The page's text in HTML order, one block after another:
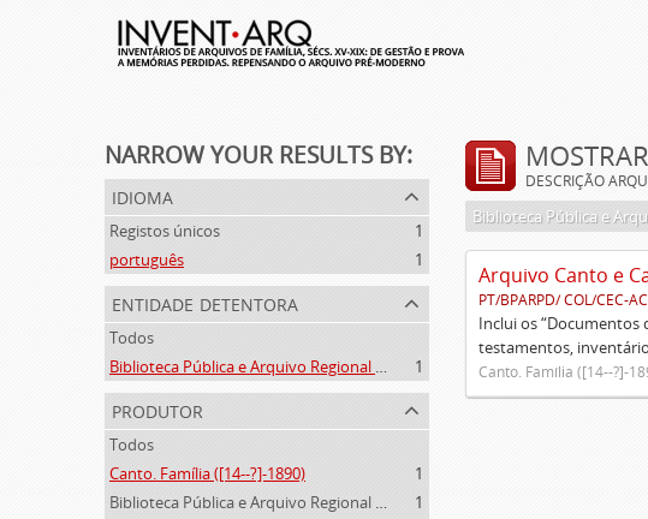
NARROW YOUR RESULTS BY:
idioma
Registos únicos
1
português
1
entidade detentora
Todos
Biblioteca Pública e Arquivo Regional de Ponta Delgada
1
produtor
Todos
Canto. Família ([14--?]-1890)
1
Biblioteca Pública e Arquivo Regional de Ponta Delgada (1841- )
1
DESCRIÇÃO
Arquivo Canto e
PT/BPARPD/ COL/CEC-
Inclui os “Documentos
testamentos,
Canto. Família ([14--?]-